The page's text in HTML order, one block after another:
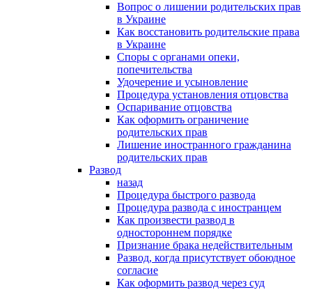
Вопрос о лишении родительских прав
в Украине
Как восстановить родительские права
в Украине
Споры с органами опеки,
попечительства
Удочерение и усыновление
Процедура установления отцовства
Оспаривание отцовства
Как оформить ограничение
родительских прав
Лишение иностранного гражданина
родительских прав
Развод
назад
Процедура быстрого развода
Процедура развода с иностранцем
Как произвести развод в
одностороннем порядке
Признание брака недействительным
Развод, когда присутствует обоюдное
согласие
Как оформить развод через суд